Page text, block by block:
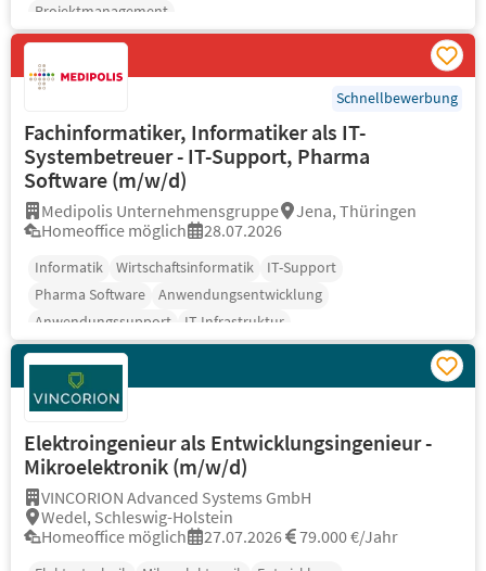
Projektmanagement
Schnellbewerbung
Fachinformatiker, Informatiker als IT-
Systembetreuer - IT-Support, Pharma
Software (m/w/d)
Medipolis Unternehmensgruppe
Jena, Thüringen
Homeoffice möglich
28.07.2026
Informatik Wirtschaftsinformatik
IT-Support
Pharma Software
Anwendungsentwicklung
Anwendungssupport
IT-Infrastruktur
Elektroingenieur als Entwicklungsingenieur -
Mikroelektronik (m/w/d)
VINCORION Advanced Systems GmbH
Wedel, Schleswig-Holstein
Homeoffice möglich
27.07.2026 79.000 €/Jahr